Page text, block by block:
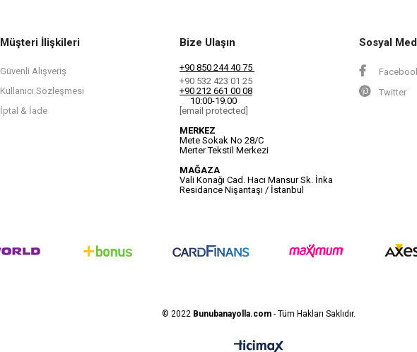
Müşteri İlişkileri
Güvenli Alışveriş
Kullanıcı Sözleşmesi
İptal & İade
Bize Ulaşın
+90 850 244 40 75
+90 532 423 01 25
+90 212 661 00 08
10:00-19.00
[email protected]
MERKEZ
Mete Sokak No 28/C
Merter Tekstil Merkezi
MAĞAZA
Vali Konağı Cad. Hacı Mansur Sk. İnka
Residance Nişantaşı / İstanbul
Sosyal
Twitter
© 2022 Bunubanayolla.com - Tüm Hakları Saklıdır.